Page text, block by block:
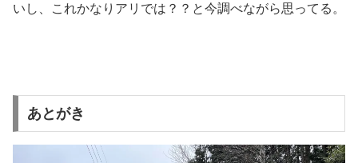
いし、これかなりアリでは？？と今調べながら思ってる。
あとがき